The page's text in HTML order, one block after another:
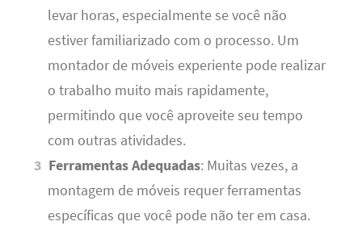
levar horas, especialmente se você não
estiver familiarizado com o processo. Um
montador de móveis experiente pode realizar
o trabalho muito mais rapidamente,
permitindo que você aproveite seu tempo
com outras atividades.
Ferramentas Adequadas: Muitas vezes, a
montagem de móveis requer ferramentas
específicas que você pode não ter em casa.